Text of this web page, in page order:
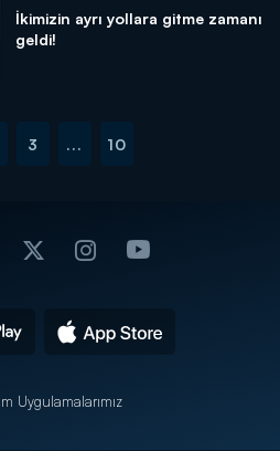
İkimizin ayrı yollara gitme zamanı
geldi!
3 ... 10
Uygulamalarımız